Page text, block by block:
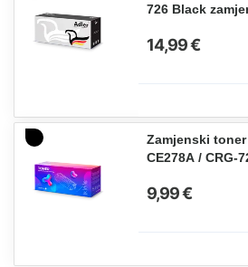
726 Black
14,99 €
Zamjenski toner
CE278A / CRG-
9,99 €